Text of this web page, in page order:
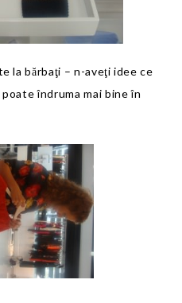
la bărbaţi – n-aveţi idee ce
poate îndruma mai bine în